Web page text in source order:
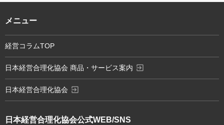
日本経営合理化協会公式WEB/SNS
メニュー
経営コラムTOP
日本経営合理化協会 商品・サービス案内 exit_to_app
日本経営合理化協会 exit_to_app